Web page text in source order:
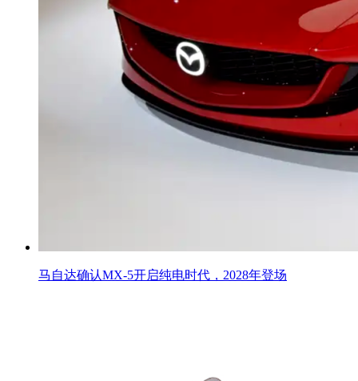
马自达确认MX‑5开启纯电时代，2028年登场